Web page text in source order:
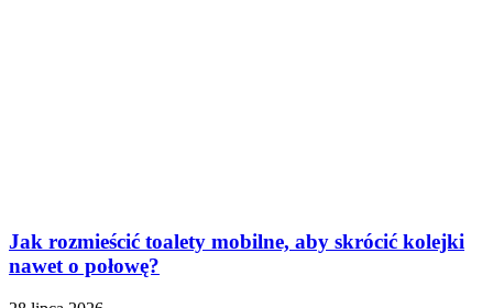
Jak rozmieścić toalety mobilne, aby skrócić kolejki
nawet o połowę?